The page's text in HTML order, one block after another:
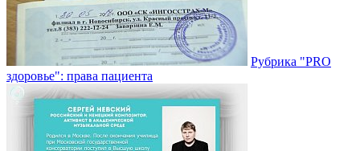
Рубрика "PRO
здоровье": права пациента